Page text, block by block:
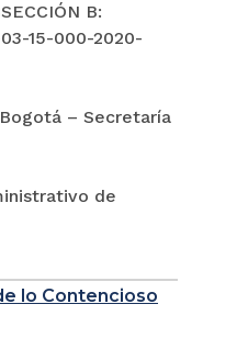
B:
15-000-2020-
– Secretaría
de
lo Contencioso